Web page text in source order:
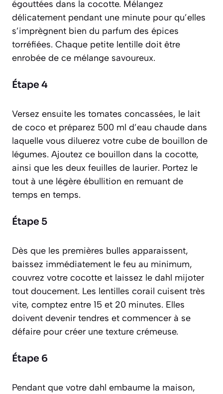
égouttées dans la cocotte. Mélangez
délicatement pendant une minute pour qu’elles
s’imprègnent bien du parfum des épices
torréfiées. Chaque petite lentille doit être
enrobée de ce mélange savoureux.
Étape 4
Versez ensuite les tomates concassées, le lait
de coco et préparez 500 ml d’eau chaude dans
laquelle vous diluerez votre cube de bouillon de
légumes. Ajoutez ce bouillon dans la cocotte,
ainsi que les deux feuilles de laurier. Portez le
tout à une légère ébullition en remuant de
temps en temps.
Étape 5
Dès que les premières bulles apparaissent,
baissez immédiatement le feu au minimum,
couvrez votre cocotte et laissez le dahl mijoter
tout doucement. Les lentilles corail cuisent très
vite, comptez entre 15 et 20 minutes. Elles
doivent devenir tendres et commencer à se
défaire pour créer une texture crémeuse.
Étape 6
Pendant que votre dahl embaume la maison,